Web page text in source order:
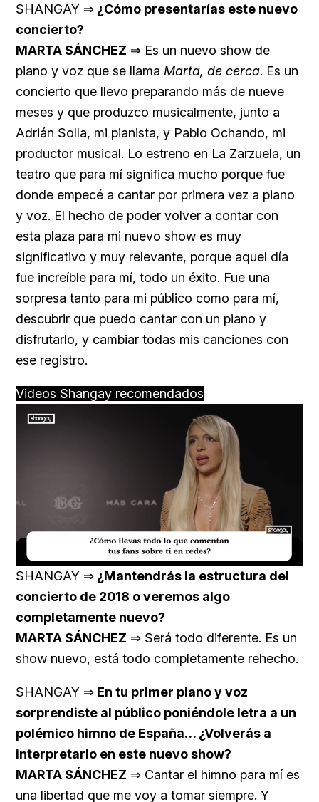
SHANGAY ⇒ ¿Cómo presentarías este nuevo
concierto?
MARTA SÁNCHEZ ⇒ Es un nuevo show de
piano y voz que se llama Marta, de cerca. Es un
concierto que llevo preparando más de nueve
meses y que produzco musicalmente, junto a
Adrián Solla, mi pianista, y Pablo Ochando, mi
productor musical. Lo estreno en La Zarzuela, un
teatro que para mí significa mucho porque fue
donde empecé a cantar por primera vez a piano
y voz. El hecho de poder volver a contar con
esta plaza para mi nuevo show es muy
significativo y muy relevante, porque aquel día
fue increíble para mí, todo un éxito. Fue una
sorpresa tanto para mi público como para mí,
descubrir que puedo cantar con un piano y
disfrutarlo, y cambiar todas mis canciones con
ese registro.
Videos Shangay recomendados
Loaded:
23.73%
SHANGAY ⇒ ¿Mantendrás la estructura del
concierto de 2018 o veremos algo
completamente nuevo?
MARTA SÁNCHEZ ⇒ Será todo diferente. Es un
show nuevo, está todo completamente rehecho.
SHANGAY ⇒ En tu primer piano y voz
sorprendiste al público poniéndole letra a un
polémico himno de España… ¿Volverás a
interpretarlo en este nuevo show?
MARTA SÁNCHEZ ⇒ Cantar el himno para mí es
una libertad que me voy a tomar siempre. Y